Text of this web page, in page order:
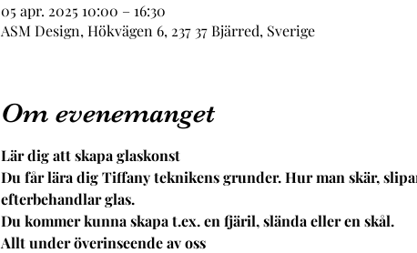
05 apr. 2025 10:00 – 16:30
ASM Design, Hökvägen 6, 237 37 Bjärred, Sverige
Om evenemanget
Lär dig att skapa glaskonst
Du får lära dig Tiffany teknikens grunder. Hur man skär,
efterbehandlar glas.
Du kommer kunna skapa t.ex. en fjäril, slända eller en skål.
Allt under överinseende av oss